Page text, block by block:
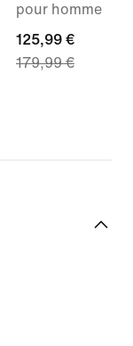
pour homme
current
price
179,99 €
125,99 €
179,99 €